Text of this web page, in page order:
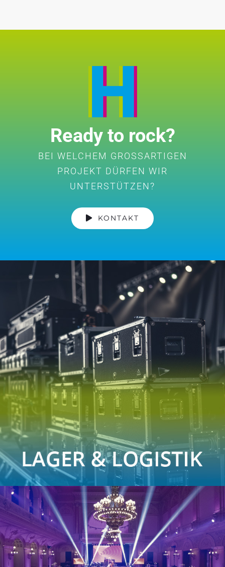
Ready to rock?
BEI WELCHEM GROSSARTIGEN
PROJEKT DÜRFEN WIR
UNTERSTÜTZEN?
KONTAKT